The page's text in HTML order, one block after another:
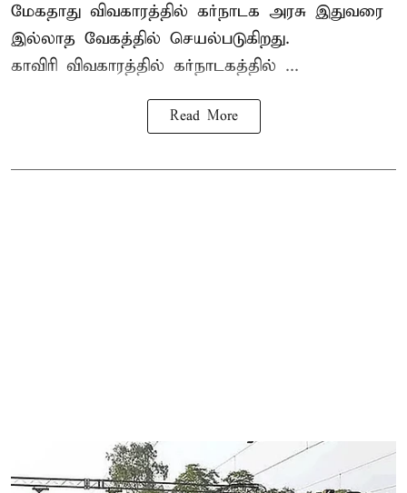
மேகதாது விவகாரத்தில் கர்நாடக அரசு இதுவரை
இல்லாத வேகத்தில் செயல்படுகிறது.
காவிரி விவகாரத்தில் கர்நாடகத்தில் ...
Read More